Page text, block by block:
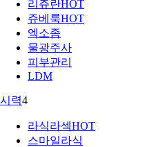
리쥬란HOT
쥬베룩HOT
엑소좀
물광주사
피부관리
LDM
시력4
라식라섹HOT
스마일라식